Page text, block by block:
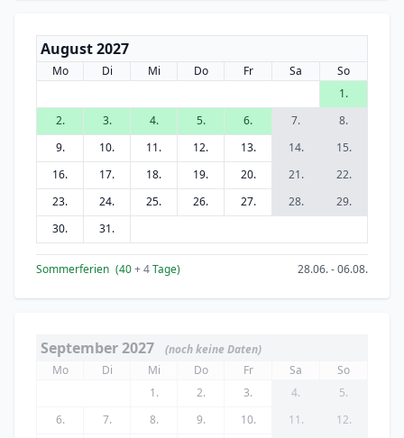
August 2027
Mo Di Mi Do Fr Sa
So
1.
2.
3. 4. 5. 6. 7.
8.
9.
10. 11. 12. 13. 14.
15.
16.
17. 18. 19. 20. 21.
22.
23.
24. 25. 26. 27. 28.
29.
30.
31.
Sommerferien (40+ 4Tage) 28.06. - 06.08.
September 2027
(noch keine Daten)
Mo
Di Mi Do Fr Sa
So
1.
2. 3. 4.
5.
6.
7. 8. 9. 10. 11.
12.